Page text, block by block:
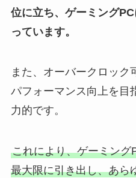
位に立ち、ゲーミング
っています。
また、オーバークロック
パフォーマンス向上を目
力的です。
これにより、ゲーミング
最大限に引き出し、あら